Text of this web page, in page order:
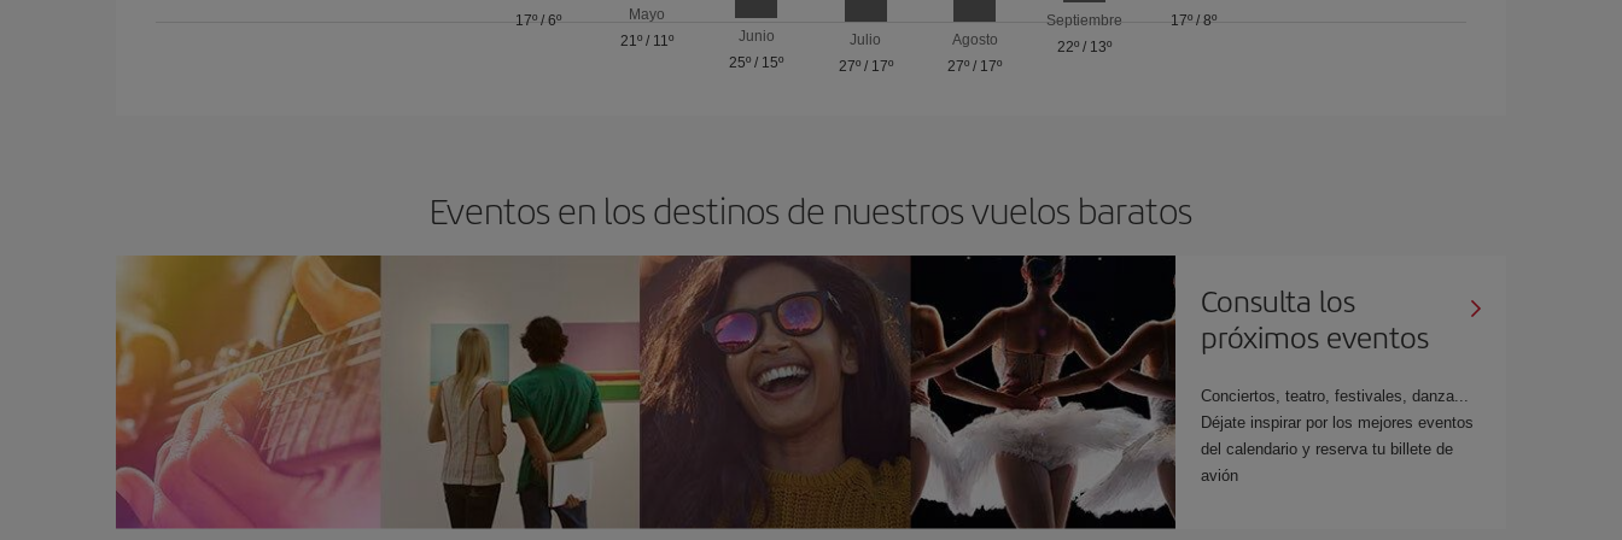
17º/ 6º
Mayo
21º / 11º
Junio
25º / 15º
Julio
27º/ 17º
Agosto
27º / 17º
Septiembre
22º/ 13º
17º/ 8º
Eventos en los destinos de nuestros vuelos baratos
Consulta los
próximos eventos
Conciertos, teatro, festivales, danza...
Déjate inspirar por los mejores eventos
del calendario y reserva tu billete de
avión